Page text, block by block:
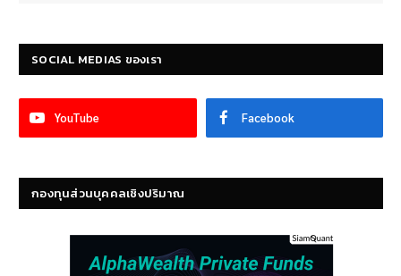
SOCIAL MEDIAS ของเรา
YouTube Facebook
กองทุนส่วนบุคคลเชิงปริมาณ